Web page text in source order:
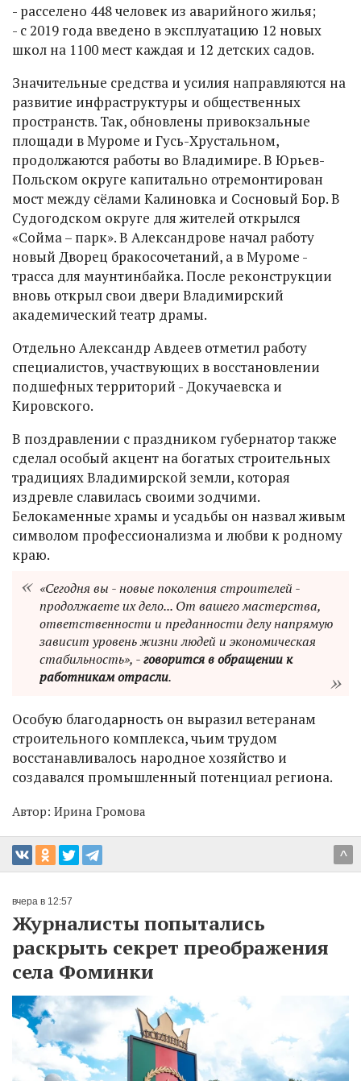
- расселено 448 человек из аварийного жилья;
- с 2019 года введено в эксплуатацию 12 новых
школ на 1100 мест каждая и 12 детских садов.
Значительные средства и усилия направляются на
развитие инфраструктуры и общественных
пространств. Так, обновлены привокзальные
площади в Муроме и Гусь-Хрустальном,
продолжаются работы во Владимире. В Юрьев-
Польском округе капитально отремонтирован
мост между сёлами Калиновка и Сосновый Бор. В
Судогодском округе для жителей открылся
«Сойма – парк». В Александрове начал работу
новый Дворец бракосочетаний, а в Муроме -
трасса для маунтинбайка. После реконструкции
вновь открыл свои двери Владимирский
академический театр драмы.
Отдельно Александр Авдеев отметил работу
специалистов, участвующих в восстановлении
подшефных территорий - Докучаевска и
Кировского.
В поздравлении с праздником губернатор также
сделал особый акцент на богатых строительных
традициях Владимирской земли, которая
издревле славилась своими зодчими.
Белокаменные храмы и усадьбы он назвал живым
символом профессионализма и любви к родному
краю.
«Сегодня вы - новые поколения строителей -
продолжаете их дело... От вашего мастерства,
ответственности и преданности делу напрямую
зависит уровень жизни людей и экономическая
стабильность», -говорится в обращении к
работникам отрасли.
Особую благодарность он выразил ветеранам
строительного комплекса, чьим трудом
восстанавливалось народное хозяйство и
создавался промышленный потенциал региона.
Автор: Ирина Громова
^
вчера в 12:57
Журналисты попытались
раскрыть секрет преображения
села Фоминки